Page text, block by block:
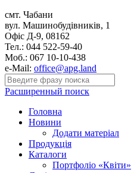
смт. Чабани
вул. Машинобудівників, 1
Офіс Д-9, 08162
Тел.: 044 522-59-40
Моб.: 067 10-10-438
e-Mail: office@apg.land
Расширенный поиск
Головна
Новини
Додати матеріал
Продукція
Каталоги
Портфоліо «Квіти»